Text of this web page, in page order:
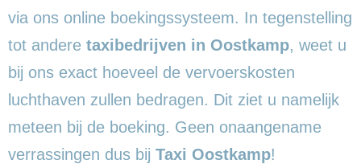
via ons online boekingssysteem. In tegenstelling
tot andere taxibedrijven in Oostkamp, weet u
bij ons exact hoeveel de vervoerskosten
luchthaven zullen bedragen. Dit ziet u namelijk
meteen bij de boeking. Geen onaangename
verrassingen dus bij Taxi Oostkamp!